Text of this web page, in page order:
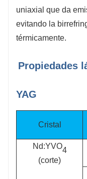
uniaxial que da
evitando la
térmicamente.
Propiedades
YAG
Cristal
Nd:YVO4
(corte)